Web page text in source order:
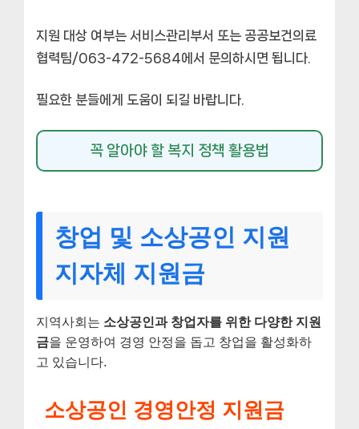
지원 대상 여부는 서비스관리부서 또는 공공보건의료
협력팀/063-472-5684에서 문의하시면 됩니다.
필요한 분들에게 도움이 되길 바랍니다.
꼭 알아야 할 복지 정책 활용법
창업 및 소상공인 지원
지자체 지원금
지역사회는 소상공인과 창업자를 위한 다양한 지원
금을 운영하여 경영 안정을 돕고 창업을 활성화하
고 있습니다.
소상공인 경영안정 지원금